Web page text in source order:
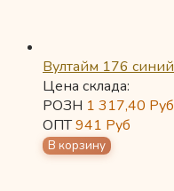
Вултайм 176 синий
Цена склада:
РОЗН 1 317,40 Руб
ОПТ941 Руб